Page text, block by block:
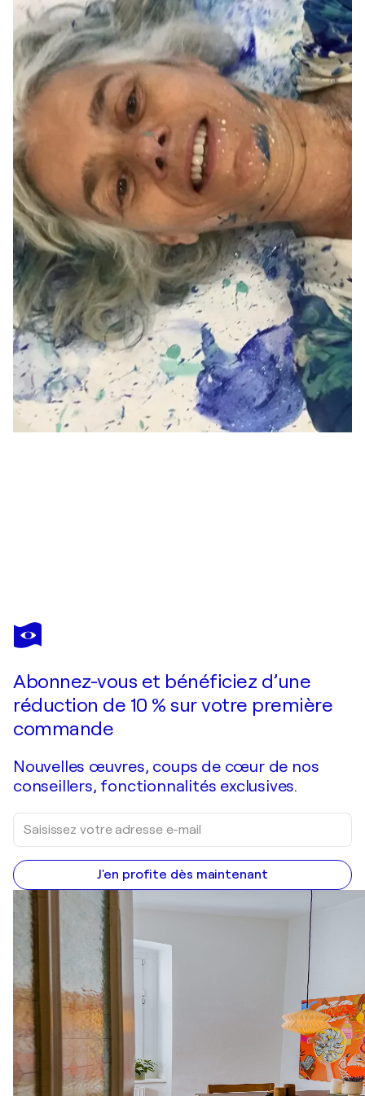
TINY
DE
Je passe commande
Abonnez-vous et bénéficiez d’une
réduction de 10 % sur votre première
commande
Nouvelles œuvres, coups de cœur de nos
conseillers, fonctionnalités exclusives.
J'en profite dès maintenant